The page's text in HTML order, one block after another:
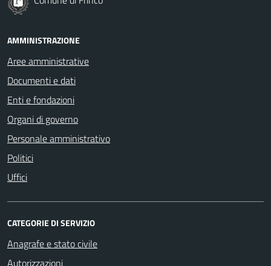
AMMINISTRAZIONE
Aree amministrative
Documenti e dati
Enti e fondazioni
Organi di governo
Personale amministrativo
Politici
Uffici
CATEGORIE DI SERVIZIO
Anagrafe e stato civile
Autorizzazioni